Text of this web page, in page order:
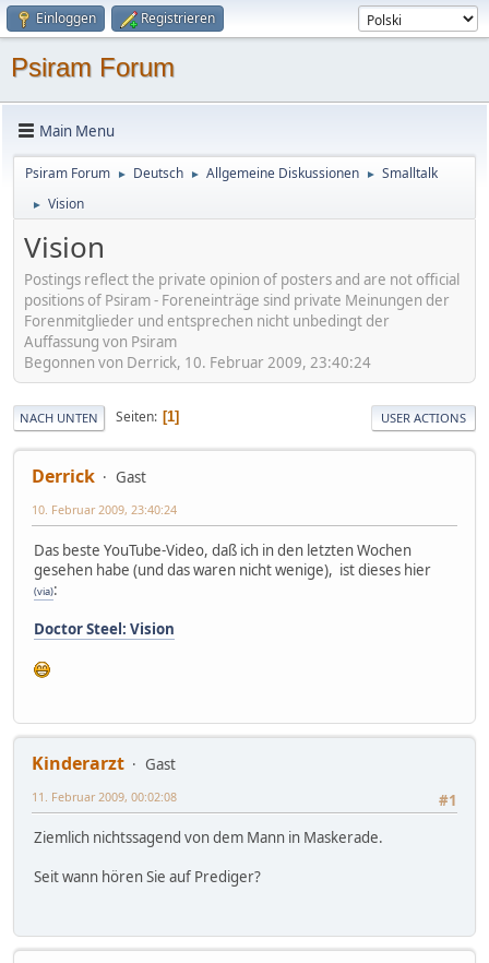
Einloggen Registrieren
Psiram Forum
Main Menu
Psiram Forum ► Deutsch ► Allgemeine Diskussionen ► Smalltalk
► Vision
Vision
Postings reflect the private opinion of posters and are not official
positions of Psiram - Foreneinträge sind private Meinungen der
Forenmitglieder und entsprechen nicht unbedingt der
Auffassung von Psiram
Begonnen von Derrick, 10. Februar 2009, 23:40:24
NACH UNTEN Seiten 1 USER ACTIONS
Derrick Gast
10. Februar 2009, 23:40:24
Das beste YouTube-Video, daß ich in den letzten Wochen
gesehen habe (und das waren nicht wenige), ist dieses hier
(via):
Doctor Steel: Vision
Kinderarzt
Gast
#1
11. Februar 2009, 00:02:08
Ziemlich nichtssagend von dem Mann in Maskerade.
Seit wann hören Sie auf Prediger?